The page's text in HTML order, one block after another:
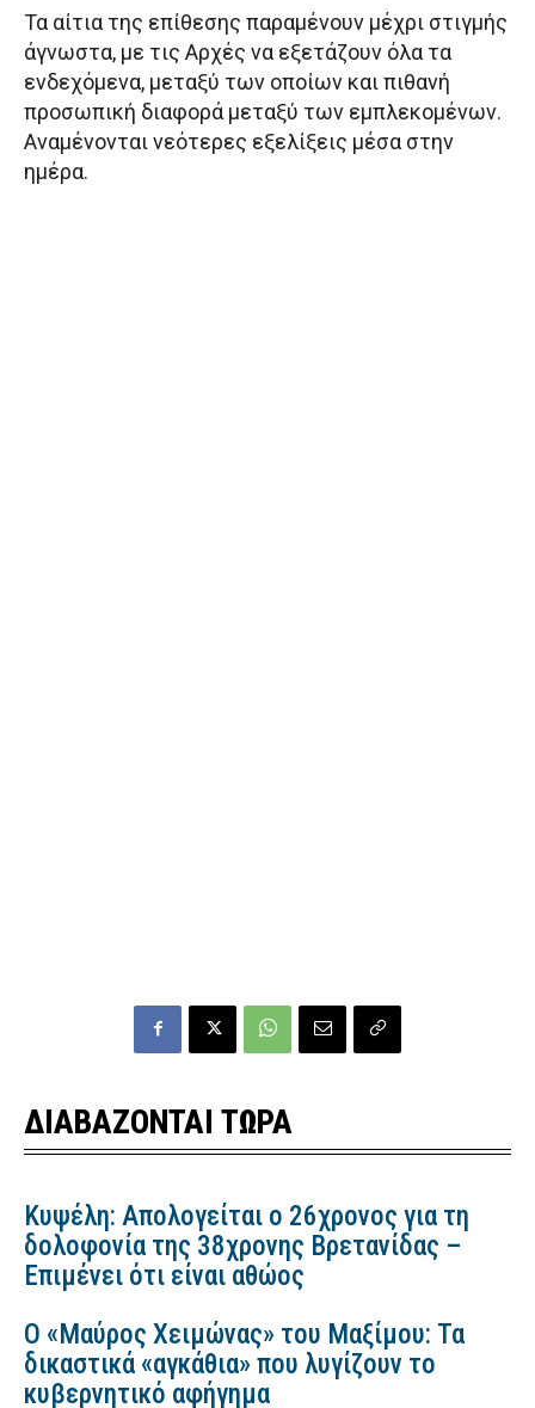
Τα αίτια της επίθεσης παραμένουν μέχρι στιγμής
άγνωστα, με τις Αρχές να εξετάζουν όλα τα
ενδεχόμενα, μεταξύ των οποίων και πιθανή
προσωπική διαφορά μεταξύ των εμπλεκομένων.
Αναμένονται νεότερες εξελίξεις μέσα στην
ημέρα.
ΔΙΑΒΑΖΟΝΤΑΙ ΤΩΡΑ
Κυψέλη: Απολογείται ο 26χρονος για τη
δολοφονία της 38χρονης Βρετανίδας –
Επιμένει ότι είναι αθώος
Ο «Μαύρος Χειμώνας» του Μαξίμου: Τα
δικαστικά «αγκάθια» που λυγίζουν το
κυβερνητικό αφήγημα